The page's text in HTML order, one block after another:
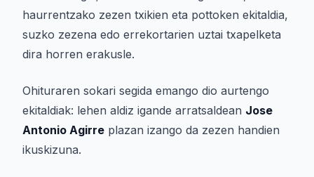
haurrentzako zezen txikien eta pottoken ekitaldia,
suzko zezena edo errekortarien uztai txapelketa
dira horren erakusle.
Ohituraren sokari segida emango dio aurtengo
ekitaldiak: lehen aldiz igande arratsaldean Jose
Antonio Agirre plazan izango da zezen handien
ikuskizuna.